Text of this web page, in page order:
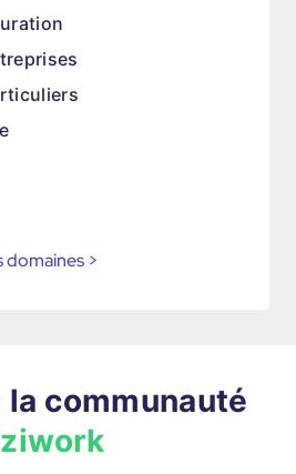
domaines >
la communauté